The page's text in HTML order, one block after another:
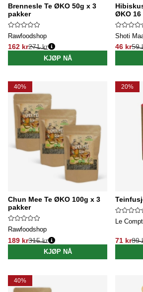
Brennesle Te ØKO 50g x 3
pakker
Rawfoodshop
162 kr
Vanlig pris:
271 kr
KJØP NÅ
ØKO 16
Shoti
46 kr
Vanlig59
40%
Chun Mee Te ØKO 100g x 3
pakker
Rawfoodshop
189 kr
Vanlig pris:
315 kr
KJØP NÅ
20%
Le
71 kr
Vanlig89
40%